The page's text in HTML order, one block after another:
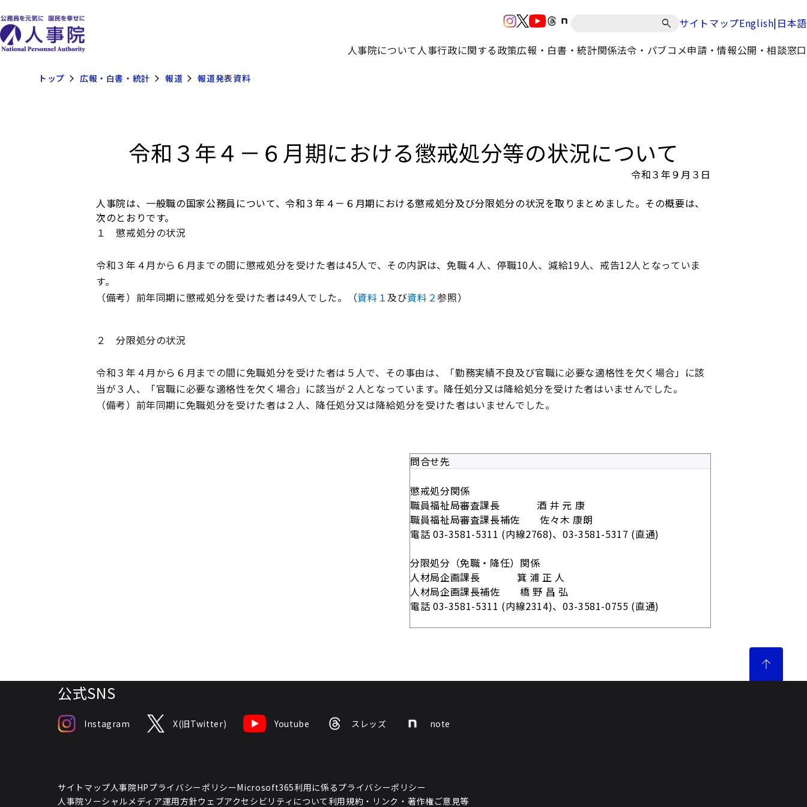
サイトマップEnglish|日本語
人事院について 人事行政に関する政策広報・白書・統計関係法令・パブコメ申請・情報公開・相談窓口
トップ 広報・白書・統計 報道 報道発表資料
令和３年４－６月期における懲戒処分等の状況について
令和３年９月３日
人事院は、一般職の国家公務員について、令和３年４－６月期における懲戒処分及び分限処分の状況を取りまとめました。その概要は、
次のとおりです。
１ 懲戒処分の状況
令和３年４月から６月までの間に懲戒処分を受けた者は45人で、その内訳は、免職４人、停職10人、減給19人、戒告12人となっていま
す。
（備考）前年同期に懲戒処分を受けた者は49人でした。（資料１及び資料２参照）
２ 分限処分の状況
令和３年４月から６月までの間に免職処分を受けた者は５人で、その事由は、「勤務実績不良及び官職に必要な適格性を欠く場合」に該
当が３人、「官職に必要な適格性を欠く場合」に該当が２人となっています。降任処分又は降給処分を受けた者はいませんでした。
（備考）前年同期に免職処分を受けた者は２人、降任処分又は降給処分を受けた者はいませんでした。
問合せ先
懲戒処分関係
職員福祉局審査課長 酒 井 元 康
職員福祉局審査課長補佐 佐々木 康朗
電話 03-3581-5311 (内線2768)、 03-3581-5317 (直通)
分限処分（免職・降任）関係
人材局企画課長 箕 浦 正 人
人材局企画課長補佐 橋 野 昌 弘
電話 03-3581-5311 (内線2314)、 03-3581-0755 (直通)
公式SNS
Instagram X(旧Twitter) Youtube スレッズ note
サイトマップ人事院HPプライバシーポリシーMicrosoft365利用に係るプライバシーポリシー
人事院ソーシャルメディア運用方針ウェブアクセシビリティについて 利用規約・リンク・著作権ご意見等